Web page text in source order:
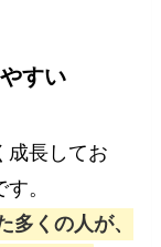
すい
成長してお
。
くの人が、